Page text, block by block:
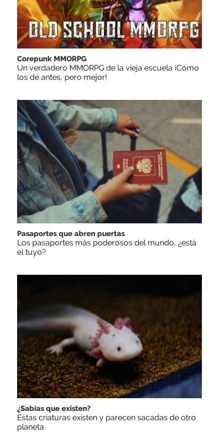
Corepunk MMORPG
Un verdadero MMORPG de la vieja escuela ¡Cómo
los de antes, pero mejor!
Pasaportes que abren puertas
Los pasaportes más poderosos del mundo, ¿está
el tuyo?
¿Sabías que existen?
Estas criaturas existen y parecen sacadas de otro
planeta